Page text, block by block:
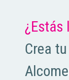
¿Estás
Crea